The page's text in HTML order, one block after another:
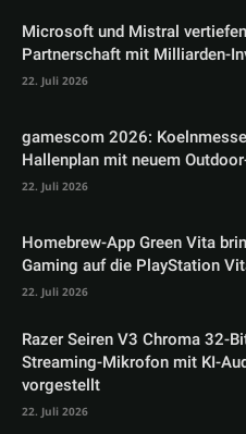
Microsoft und Mistral
Partnerschaft mit Milliarden-
22. Juli 2026
gamescom 2026:
Hallenplan mit neuem
22. Juli 2026
Homebrew-App Green Vita
Gaming auf die PlayStation
22. Juli 2026
Razer Seiren V3 Chroma 32-
Streaming-Mikrofon mit KI-
vorgestellt
22. Juli 2026